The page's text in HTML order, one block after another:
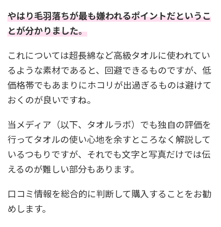
やはり毛羽落ちが最も嫌われるポイントだというこ
とが分かりました。
これについては超長綿など高級タオルに使われてい
るような素材であると、回避できるものですが、低
価格帯でもあまりにホコリが出過ぎるものは避けて
おくのが良いですね。
当メディア（以下、タオルラボ）でも独自の評価を
行ってタオルの使い心地を余すところなく解説して
いるつもりですが、それでも文字と写真だけでは伝
えるのが難しい部分もあります。
口コミ情報を総合的に判断して購入することをお勧
めします。